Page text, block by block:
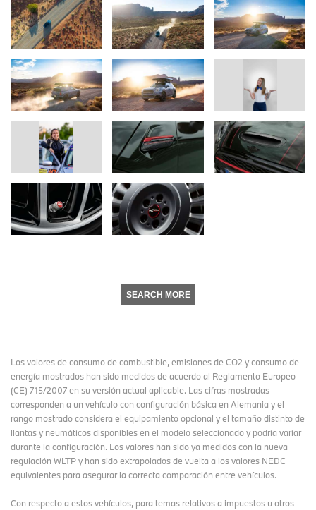
SEARCH MORE
Los valores de consumo de combustible, emisiones de CO2 y consumo de
energía mostrados han sido medidos de acuerdo al Reglamento Europeo
(CE) 715/2007 en su versión actual aplicable. Las cifras mostradas
corresponden a un vehículo con configuración básica en Alemania y el
rango mostrado considera el equipamiento opcional y el tamaño distinto de
llantas y neumáticos disponibles en el modelo seleccionado y podría variar
durante la configuración. Los valores han sido ya medidos con la nueva
regulación WLTP y han sido extrapolados de vuelta a los valores NEDC
equivalentes para asegurar la correcta comparación entre vehículos.
Con respecto a estos vehículos, para temas relativos a impuestos u otros